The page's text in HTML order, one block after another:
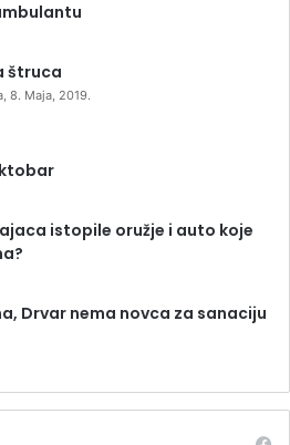
štruca
8. Maja, 2019.
istopile oružje i auto koje
Drvar nema novca za sanaciju